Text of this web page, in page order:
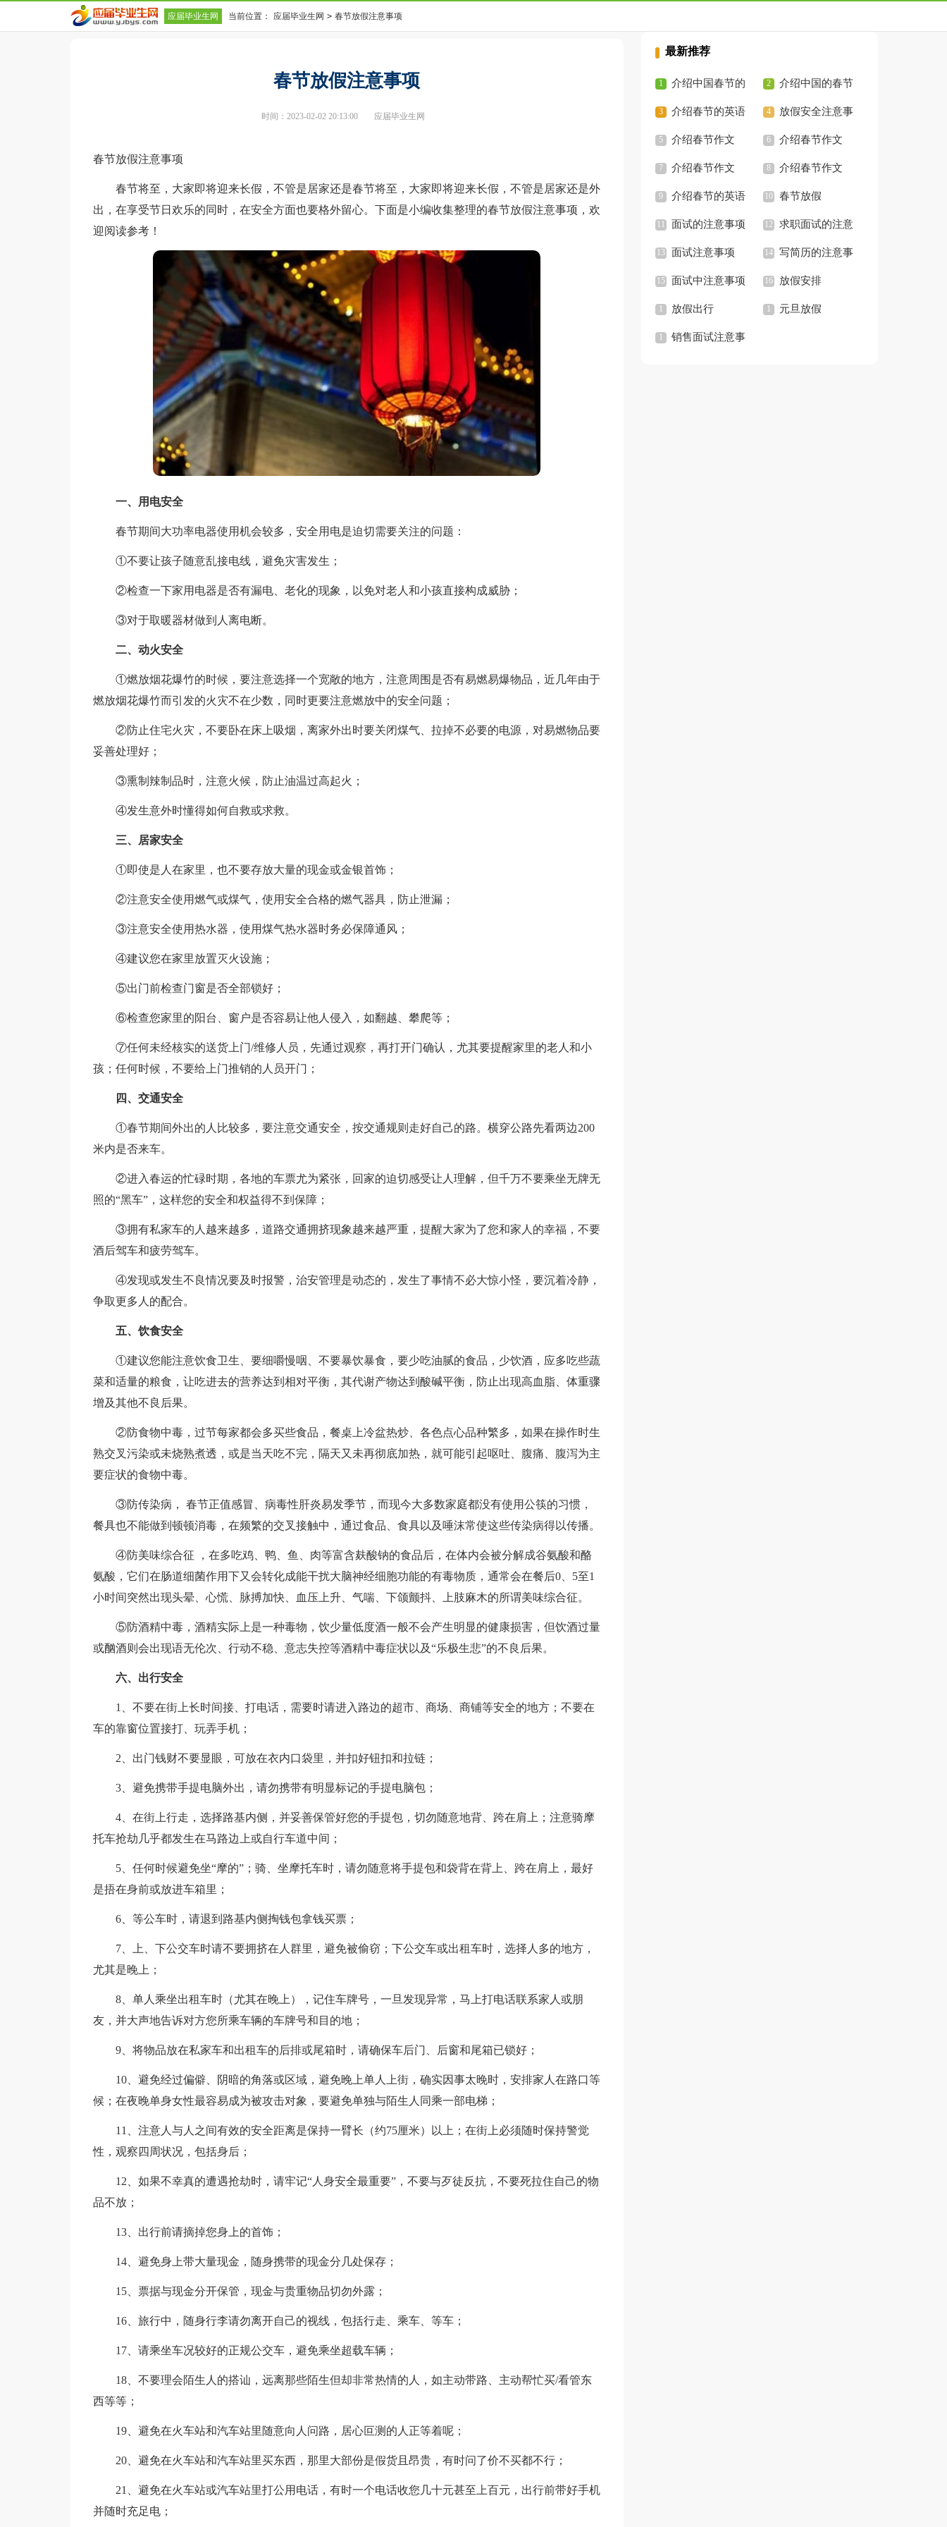
应届毕业生网 当前位置： 应届毕业生网 > 春节放假注意事项
春节放假注意事项
时间：2023-02-02 20:13:00 应届毕业生网
春节放假注意事项
春节将至，大家即将迎来长假，不管是居家还是春节将至，大家即将迎来长假，不管是居家还是外
出，在享受节日欢乐的同时，在安全方面也要格外留心。下面是小编收集整理的春节放假注意事项，欢
迎阅读参考！
一、用电安全
春节期间大功率电器使用机会较多，安全用电是迫切需要关注的问题：
①不要让孩子随意乱接电线，避免灾害发生；
②检查一下家用电器是否有漏电、老化的现象，以免对老人和小孩直接构成威胁；
③对于取暖器材做到人离电断。
二、动火安全
①燃放烟花爆竹的时候，要注意选择一个宽敞的地方，注意周围是否有易燃易爆物品，近几年由于
燃放烟花爆竹而引发的火灾不在少数，同时更要注意燃放中的安全问题；
②防止住宅火灾，不要卧在床上吸烟，离家外出时要关闭煤气、拉掉不必要的电源，对易燃物品要
妥善处理好；
③熏制辣制品时，注意火候，防止油温过高起火；
④发生意外时懂得如何自救或求救。
三、居家安全
①即使是人在家里，也不要存放大量的现金或金银首饰；
②注意安全使用燃气或煤气，使用安全合格的燃气器具，防止泄漏；
③注意安全使用热水器，使用煤气热水器时务必保障通风；
④建议您在家里放置灭火设施；
⑤出门前检查门窗是否全部锁好；
⑥检查您家里的阳台、窗户是否容易让他人侵入，如翻越、攀爬等；
⑦任何未经核实的送货上门/维修人员，先通过观察，再打开门确认，尤其要提醒家里的老人和小
孩；任何时候，不要给上门推销的人员开门；
四、交通安全
①春节期间外出的人比较多，要注意交通安全，按交通规则走好自己的路。横穿公路先看两边200
米内是否来车。
②进入春运的忙碌时期，各地的车票尤为紧张，回家的迫切感受让人理解，但千万不要乘坐无牌无
照的“黑车”，这样您的安全和权益得不到保障；
③拥有私家车的人越来越多，道路交通拥挤现象越来越严重，提醒大家为了您和家人的幸福，不要
酒后驾车和疲劳驾车。
④发现或发生不良情况要及时报警，治安管理是动态的，发生了事情不必大惊小怪，要沉着冷静，
争取更多人的配合。
五、饮食安全
①建议您能注意饮食卫生、要细嚼慢咽、不要暴饮暴食，要少吃油腻的食品，少饮酒，应多吃些蔬
菜和适量的粮食，让吃进去的营养达到相对平衡，其代谢产物达到酸碱平衡，防止出现高血脂、体重骤
增及其他不良后果。
②防食物中毒，过节每家都会多买些食品，餐桌上冷盆热炒、各色点心品种繁多，如果在操作时生
熟交叉污染或未烧熟煮透，或是当天吃不完，隔天又未再彻底加热，就可能引起呕吐、腹痛、腹泻为主
要症状的食物中毒。
③防传染病， 春节正值感冒、病毒性肝炎易发季节，而现今大多数家庭都没有使用公筷的习惯，
餐具也不能做到顿顿消毒，在频繁的交叉接触中，通过食品、食具以及唾沫常使这些传染病得以传播。
④防美味综合征 ，在多吃鸡、鸭、鱼、肉等富含麸酸钠的食品后，在体内会被分解成谷氨酸和酪
氨酸，它们在肠道细菌作用下又会转化成能干扰大脑神经细胞功能的有毒物质，通常会在餐后0、5至1
小时间突然出现头晕、心慌、脉搏加快、血压上升、气喘、下颌颤抖、上肢麻木的所谓美味综合征。
⑤防酒精中毒，酒精实际上是一种毒物，饮少量低度酒一般不会产生明显的健康损害，但饮酒过量
或酗酒则会出现语无伦次、行动不稳、意志失控等酒精中毒症状以及“乐极生悲”的不良后果。
六、出行安全
1、不要在街上长时间接、打电话，需要时请进入路边的超市、商场、商铺等安全的地方；不要在
车的靠窗位置接打、玩弄手机；
2、出门钱财不要显眼，可放在衣内口袋里，并扣好钮扣和拉链；
3、避免携带手提电脑外出，请勿携带有明显标记的手提电脑包；
4、在街上行走，选择路基内侧，并妥善保管好您的手提包，切勿随意地背、跨在肩上；注意骑摩
托车抢劫几乎都发生在马路边上或自行车道中间；
5、任何时候避免坐“摩的”；骑、坐摩托车时，请勿随意将手提包和袋背在背上、跨在肩上，最好
是捂在身前或放进车箱里；
6、等公车时，请退到路基内侧掏钱包拿钱买票；
7、上、下公交车时请不要拥挤在人群里，避免被偷窃；下公交车或出租车时，选择人多的地方，
尤其是晚上；
8、单人乘坐出租车时（尤其在晚上），记住车牌号，一旦发现异常，马上打电话联系家人或朋
友，并大声地告诉对方您所乘车辆的车牌号和目的地；
9、将物品放在私家车和出租车的后排或尾箱时，请确保车后门、后窗和尾箱已锁好；
10、避免经过偏僻、阴暗的角落或区域，避免晚上单人上街，确实因事太晚时，安排家人在路口等
候；在夜晚单身女性最容易成为被攻击对象，要避免单独与陌生人同乘一部电梯；
11、注意人与人之间有效的安全距离是保持一臂长（约75厘米）以上；在街上必须随时保持警觉
性，观察四周状况，包括身后；
12、如果不幸真的遭遇抢劫时，请牢记“人身安全最重要”，不要与歹徒反抗，不要死拉住自己的物
品不放；
13、出行前请摘掉您身上的首饰；
14、避免身上带大量现金，随身携带的现金分几处保存；
15、票据与现金分开保管，现金与贵重物品切勿外露；
16、旅行中，随身行李请勿离开自己的视线，包括行走、乘车、等车；
17、请乘坐车况较好的正规公交车，避免乘坐超载车辆；
18、不要理会陌生人的搭讪，远离那些陌生但却非常热情的人，如主动带路、主动帮忙买/看管东
西等等；
19、避免在火车站和汽车站里随意向人问路，居心叵测的人正等着呢；
20、避免在火车站和汽车站里买东西，那里大部份是假货且昂贵，有时问了价不买都不行；
21、避免在火车站或汽车站里打公用电话，有时一个电话收您几十元甚至上百元，出行前带好手机
并随时充足电；
最新推荐
介绍中国春节的
作文600字
介绍中国的春节
作文
介绍春节的英语
作文
放假安全注意事
项通知
介绍春节作文 介绍春节作文
介绍春节作文 介绍春节作文
介绍春节的英语
作文
春节放假
面试的注意事项 求职面试的注意
事项
面试注意事项 写简历的注意事
项
面试中注意事项 放假安排
放假出行 元旦放假
销售面试注意事